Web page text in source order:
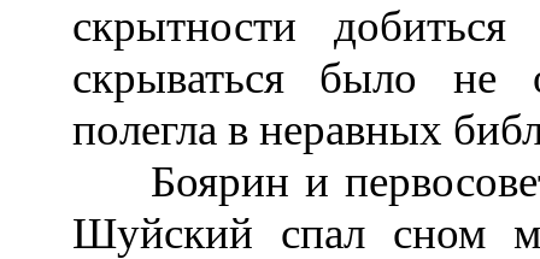
скрытности
скрываться было не
полегла в неравных
Боярин и
Шуйский спал сном